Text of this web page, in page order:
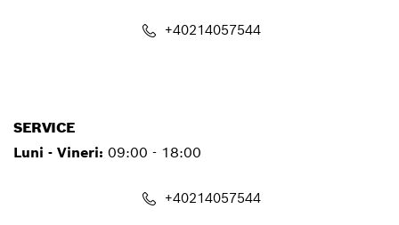
+40214057544
SERVICE
Luni - Vineri: 09:00 - 18:00
+40214057544